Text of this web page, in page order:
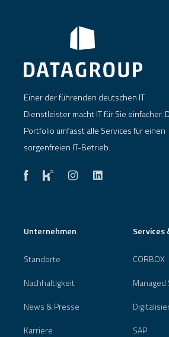
Einer der führenden deutschen IT
Dienstleister macht IT für Sie einfacher.
Portfolio umfasst alle Services für einen
sorgenfreien IT-Betrieb.
Unternehmen
Standorte
Nachhaltigkeit
News & Presse
Karriere
Services
CORBOX
Managed
SAP